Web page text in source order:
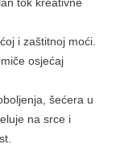
i zaštitnoj moći.
osjećaj
šećera u
na srce i